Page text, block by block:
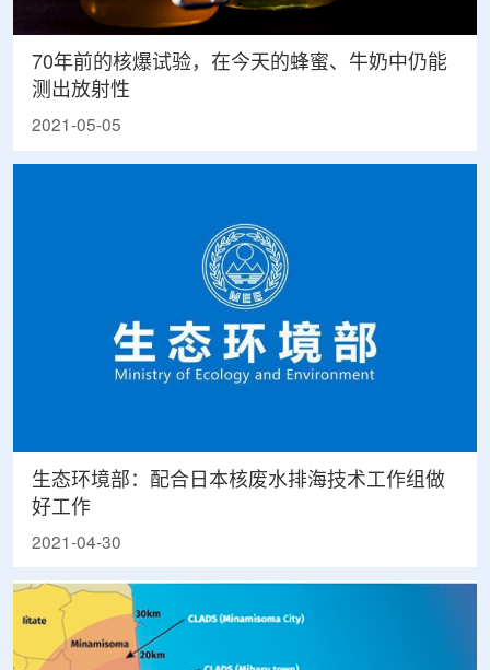
70年前的核爆试验，在今天的蜂蜜、牛奶中仍能
测出放射性
2021-05-05
生态环境部：配合日本核废水排海技术工作组做
好工作
2021-04-30